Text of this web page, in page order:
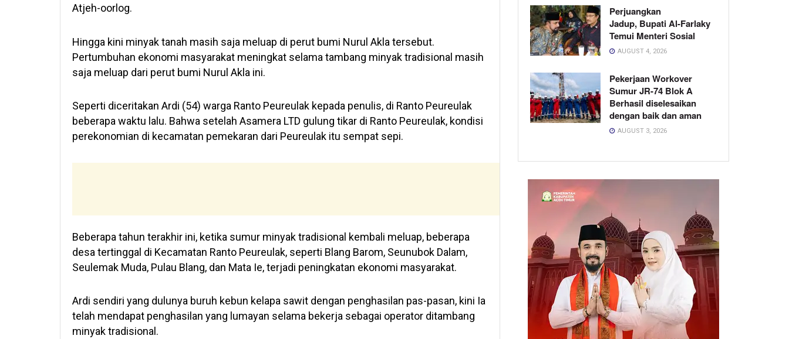
Atjeh-oorlog.
Hingga kini minyak tanah masih saja meluap di perut bumi Nurul Akla tersebut.
Pertumbuhan ekonomi masyarakat meningkat selama tambang minyak tradisional masih
saja meluap dari perut bumi Nurul Akla ini.
Seperti diceritakan Ardi (54) warga Ranto Peureulak kepada penulis, di Ranto Peureulak
beberapa waktu lalu. Bahwa setelah Asamera LTD gulung tikar di Ranto Peureulak, kondisi
perekonomian di kecamatan pemekaran dari Peureulak itu sempat sepi.
Beberapa tahun terakhir ini, ketika sumur minyak tradisional kembali meluap, beberapa
desa tertinggal di Kecamatan Ranto Peureulak, seperti Blang Barom, Seunubok Dalam,
Seulemak Muda, Pulau Blang, dan Mata Ie, terjadi peningkatan ekonomi masyarakat.
Ardi sendiri yang dulunya buruh kebun kelapa sawit dengan penghasilan pas-pasan, kini Ia
telah mendapat penghasilan yang lumayan selama bekerja sebagai operator ditambang
minyak tradisional.
Perjuangkan
Jadup, Bupati Al-Farlaky
Temui Menteri Sosial
AUGUST 4, 2026
Pekerjaan Workover
Sumur JR-74 Blok A
Berhasil diselesaikan
dengan baik dan aman
AUGUST 3, 2026